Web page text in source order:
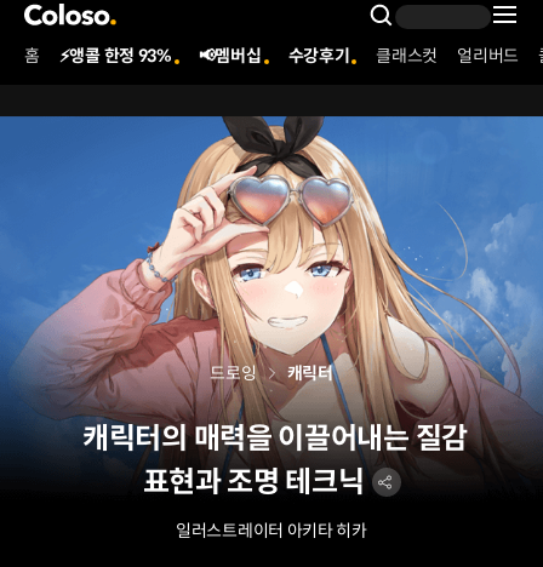
콜로소
Search
Coloso Menu
홈 ⚡앵콜 한정 93% 📢멤버십 수강후기 클래스컷 얼리버드
캐릭터의 매력을 이끌어내는 질감
표현과 조명 테크닉
일러스트레이터 아키타 히카
드로잉 캐릭터